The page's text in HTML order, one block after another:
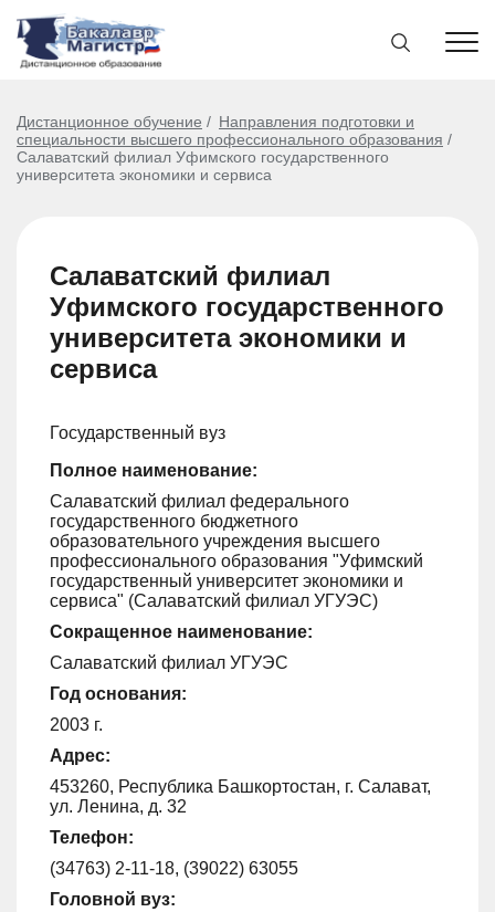
Дистанционное обучение
Направления подготовки и
специальности высшего профессионального образования
Салаватский филиал Уфимского государственного
университета экономики и сервиса
Салаватский филиал
Уфимского государственного
университета экономики и
сервиса
Государственный вуз
Полное наименование:
Салаватский филиал федерального
государственного бюджетного
образовательного учреждения высшего
профессионального образования "Уфимский
государственный университет экономики и
сервиса" (Салаватский филиал УГУЭС)
Сокращенное наименование:
Салаватский филиал УГУЭС
Год основания:
2003 г.
Адрес:
453260, Республика Башкортостан, г. Салават,
ул. Ленина, д. 32
Телефон:
(34763) 2-11-18, (39022) 63055
Головной вуз: